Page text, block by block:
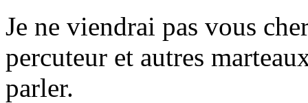
Je ne viendrai pas vous
percuteur et autres
parler.